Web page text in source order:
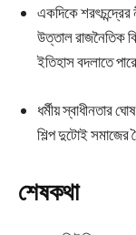
একদিকে
উত্তাল রাজনৈতিক
ইতিহাস বদলাতে
ধর্মীয় স্বাধীনতার
শিল্প দুটোই
শেষকথা